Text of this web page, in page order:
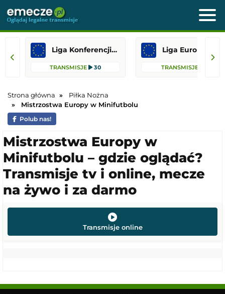
Liga Konferencji Europy
TRANSMISJE 30
Liga Europejska
TRANSMISJE
Strona główna
Piłka Nożna
Mistrzostwa Europy w Minifutbolu
Polub nas!
Mistrzostwa Europy w
Minifutbolu – gdzie oglądać?
Transmisje tv i online, mecze
na żywo i za darmo
Transmisje online